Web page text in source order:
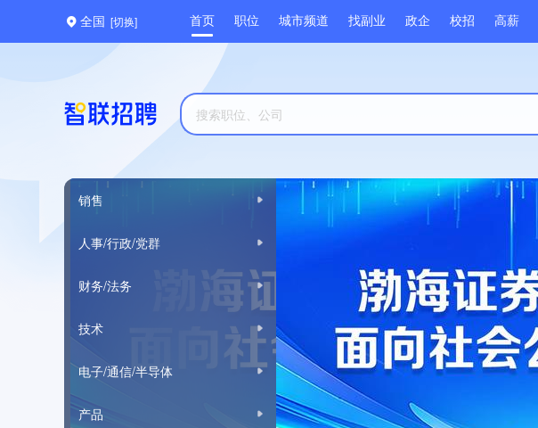
全国 [切换] 首页 职位 城市频道 找副业 政企 校招 高薪
销售
人事/行政/党群
财务/法务
技术
电子/通信/半导体
产品